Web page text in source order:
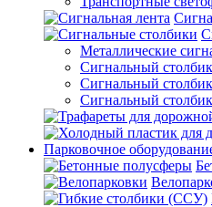
Металлические
Сигнальный
Сигнальный
Сигнальный
Парковочное